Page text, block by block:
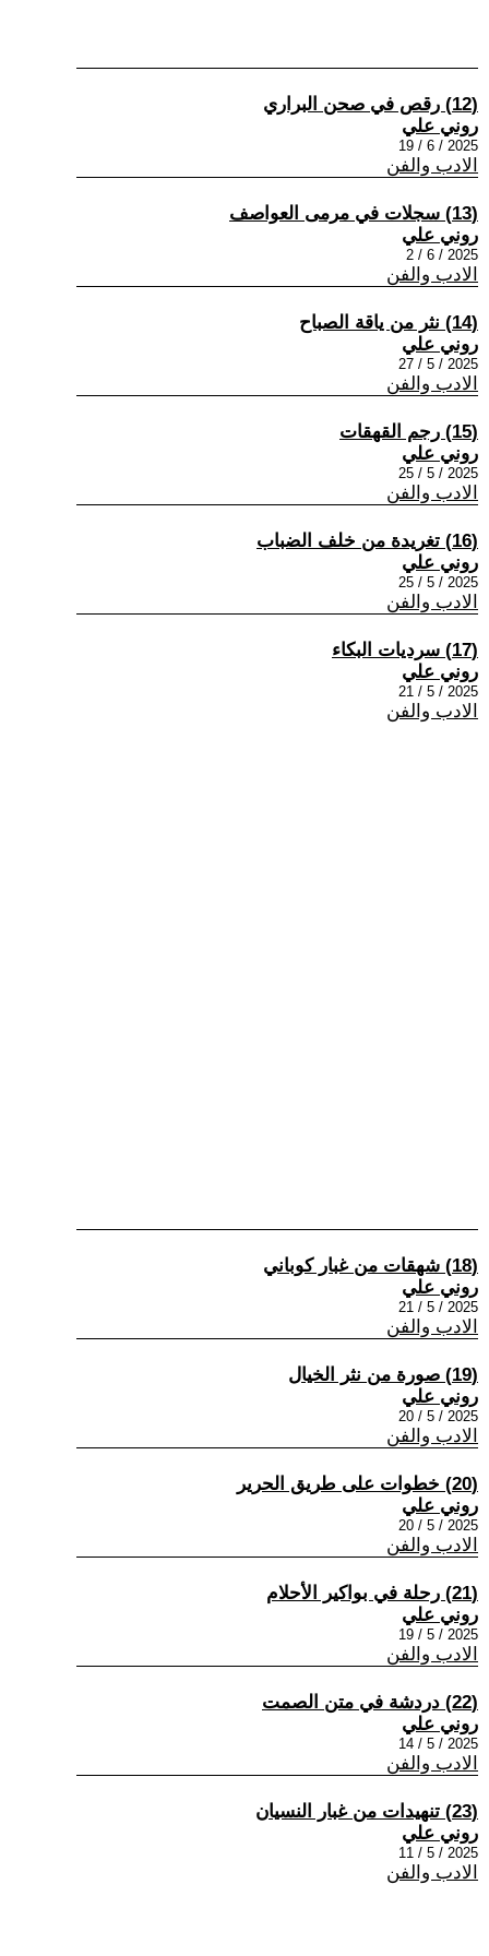
(12) رقص في صحن البراري
روني علي
2025 / 6 / 19
الادب والفن
(13) سجلات في مرمى العواصف
روني علي
2025 / 6 / 2
الادب والفن
(14) نثر من ياقة الصباح
روني علي
2025 / 5 / 27
الادب والفن
(15) رجم القهقات
روني علي
2025 / 5 / 25
الادب والفن
(16) تغريدة من خلف الضباب
روني علي
2025 / 5 / 25
الادب والفن
(17) سرديات البكاء
روني علي
2025 / 5 / 21
الادب والفن
(18) شهقات من غبار كوباني
روني علي
2025 / 5 / 21
الادب والفن
(19) صورة من نثر الخيال
روني علي
2025 / 5 / 20
الادب والفن
(20) خطوات على طريق الحرير
روني علي
2025 / 5 / 20
الادب والفن
(21) رحلة في بواكير الأحلام
روني علي
2025 / 5 / 19
الادب والفن
(22) دردشة في متن الصمت
روني علي
2025 / 5 / 14
الادب والفن
(23) تنهيدات من غبار النسيان
روني علي
2025 / 5 / 11
الادب والفن